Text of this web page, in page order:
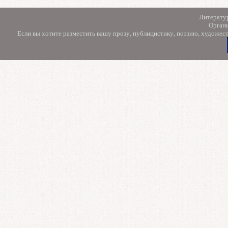
Если вы хотите разместить вашу прозу, публицистику, поэзию,